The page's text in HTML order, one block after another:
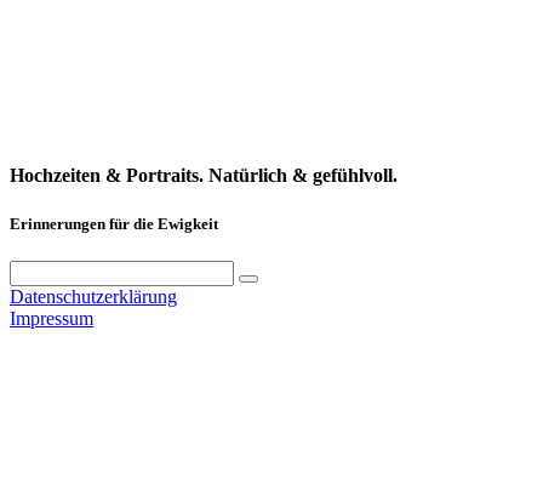
Hochzeiten & Portraits. Natürlich & gefühlvoll.
Erinnerungen für die Ewigkeit
Datenschutzerklärung
Impressum